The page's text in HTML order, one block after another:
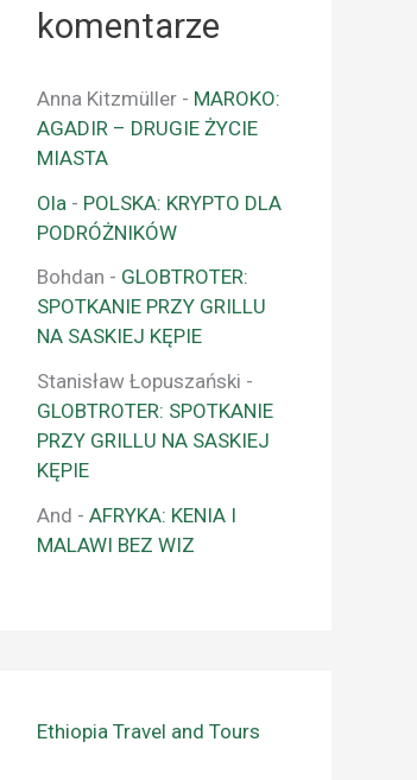
komentarze
Anna Kitzmüller - MAROKO:
AGADIR – DRUGIE ŻYCIE
MIASTA
Ola - POLSKA: KRYPTO DLA
PODRÓŻNIKÓW
Bohdan - GLOBTROTER:
SPOTKANIE PRZY GRILLU
NA SASKIEJ KĘPIE
Stanisław Łopuszański -
GLOBTROTER: SPOTKANIE
PRZY GRILLU NA SASKIEJ
KĘPIE
And - AFRYKA: KENIA I
MALAWI BEZ WIZ
Ethiopia Travel and Tours